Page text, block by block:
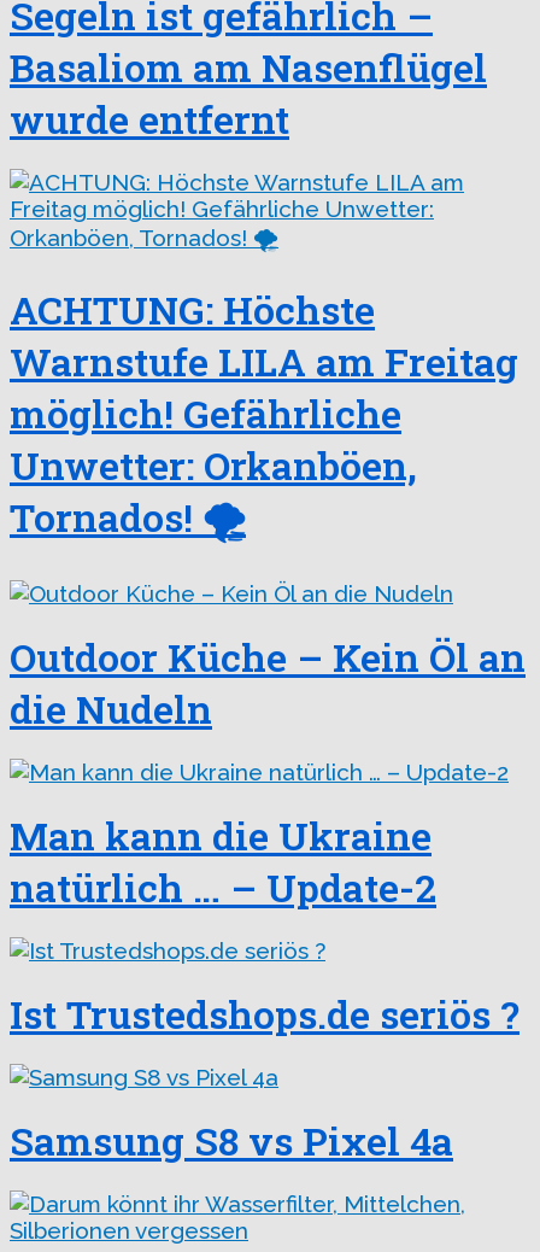
Segeln ist gefährlich –
Basaliom am Nasenflügel
wurde entfernt
ACHTUNG: Höchste
Warnstufe LILA am Freitag
möglich! Gefährliche
Unwetter: Orkanböen,
Tornados! 🌪️
Outdoor Küche – Kein Öl an
die Nudeln
Man kann die Ukraine
natürlich … – Update-2
Ist Trustedshops.de seriös ?
Samsung S8 vs Pixel 4a